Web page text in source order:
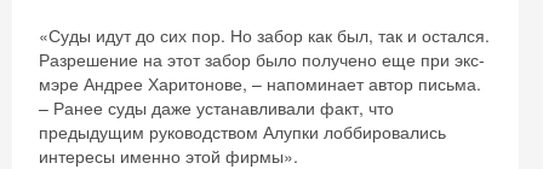
«Суды идут до сих пор. Но забор как был, так и остался.
Разрешение на этот забор было получено еще при экс-
мэре Андрее Харитонове, – напоминает автор письма.
– Ранее суды даже устанавливали факт, что
предыдущим руководством Алупки лоббировались
интересы именно этой фирмы».